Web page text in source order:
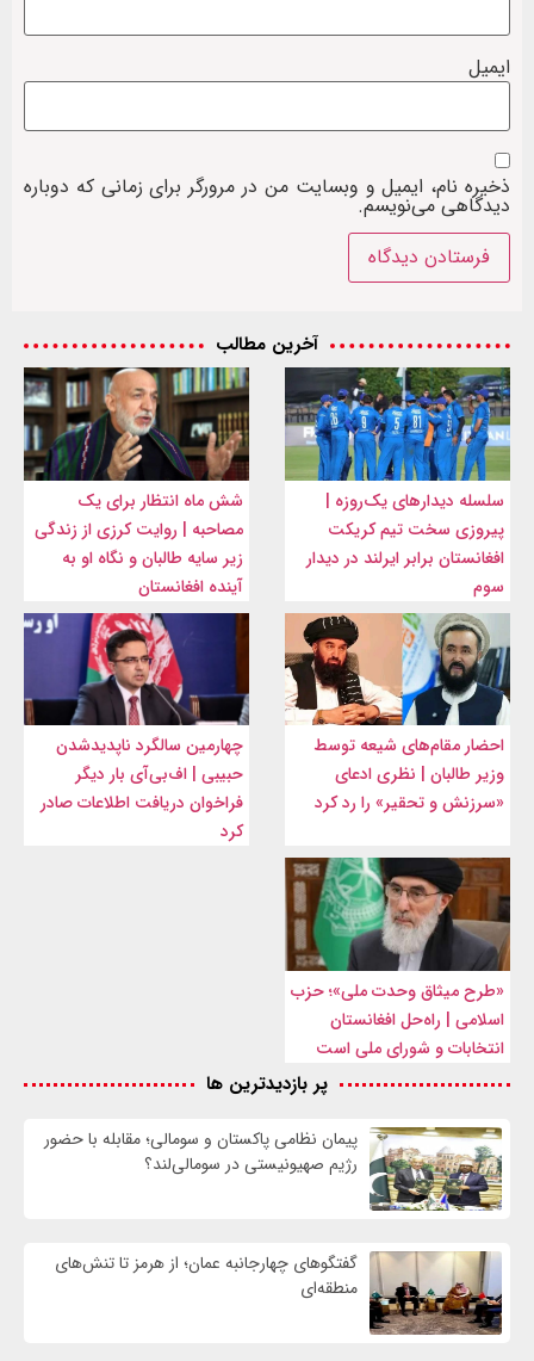
ایمیل
ذخیره نام، ایمیل و وبسایت من در مرورگر برای زمانی که دوباره
دیدگاهی می‌نویسم.
آخرین مطالب
سلسله دیدارهای یک‌روزه |
پیروزی سخت تیم کریکت
افغانستان برابر ایرلند در دیدار
سوم
شش ماه انتظار برای یک
مصاحبه | روایت کرزی از زندگی
زیر سایه طالبان و نگاه او به
آینده افغانستان
احضار مقام‌های شیعه توسط
وزیر طالبان | نظری ادعای
«سرزنش و تحقیر» را رد کرد
چهارمین سالگرد ناپدیدشدن
حبیبی | اف‌بی‌آی بار دیگر
فراخوان دریافت اطلاعات صادر
کرد
«طرح میثاق وحدت ملی»؛ حزب
اسلامی | راه‌حل افغانستان
انتخابات و شورای ملی است
پر بازدیدترین ها
پیمان نظامی پاکستان و سومالی؛ مقابله با حضور
رژيم صهیونیستی در سومالی‌لند؟
گفتگوهای چهارجانبه عمان؛ از هرمز تا تنش‌های
منطقه‌ای